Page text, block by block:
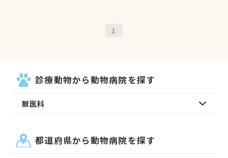
1
診療動物から動物病院を探す
獣医科
都道府県から動物病院を探す